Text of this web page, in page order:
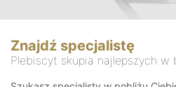
Znajdź specjalistę
Plebiscyt skupia najlepszych w